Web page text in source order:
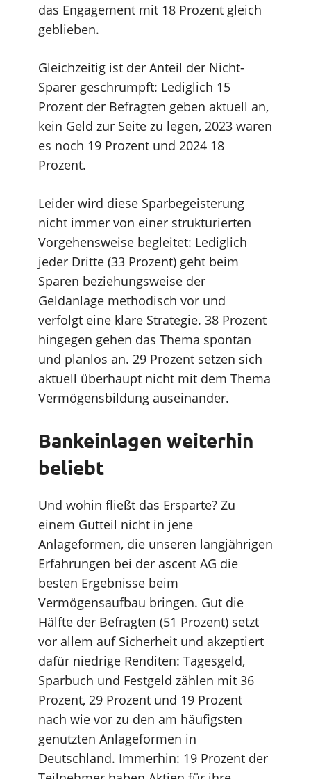
das Engagement mit 18 Prozent gleich
geblieben.
Gleichzeitig ist der Anteil der Nicht-
Sparer geschrumpft: Lediglich 15
Prozent der Befragten geben aktuell an,
kein Geld zur Seite zu legen, 2023 waren
es noch 19 Prozent und 2024 18
Prozent.
Leider wird diese Sparbegeisterung
nicht immer von einer strukturierten
Vorgehensweise begleitet: Lediglich
jeder Dritte (33 Prozent) geht beim
Sparen beziehungsweise der
Geldanlage methodisch vor und
verfolgt eine klare Strategie. 38 Prozent
hingegen gehen das Thema spontan
und planlos an. 29 Prozent setzen sich
aktuell überhaupt nicht mit dem Thema
Vermögensbildung auseinander.
Bankeinlagen weiterhin
beliebt
Und wohin fließt das Ersparte? Zu
einem Gutteil nicht in jene
Anlageformen, die unseren langjährigen
Erfahrungen bei der ascent AG die
besten Ergebnisse beim
Vermögensaufbau bringen. Gut die
Hälfte der Befragten (51 Prozent) setzt
vor allem auf Sicherheit und akzeptiert
dafür niedrige Renditen: Tagesgeld,
Sparbuch und Festgeld zählen mit 36
Prozent, 29 Prozent und 19 Prozent
nach wie vor zu den am häufigsten
genutzten Anlageformen in
Deutschland. Immerhin: 19 Prozent der